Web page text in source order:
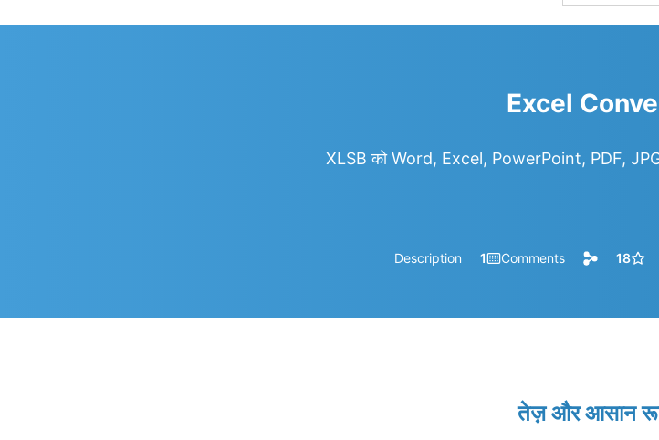
Excel
XLSB को Word, Excel, PowerPoint, PDF,
Description 1 Comments 18
तेज़ और आसान